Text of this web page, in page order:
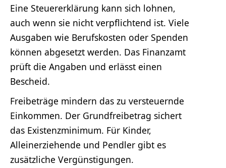
Eine Steuererklärung kann sich lohnen,
auch wenn sie nicht verpflichtend ist. Viele
Ausgaben wie Berufskosten oder Spenden
können abgesetzt werden. Das Finanzamt
prüft die Angaben und erlässt einen
Bescheid.
Freibeträge mindern das zu versteuernde
Einkommen. Der Grundfreibetrag sichert
das Existenzminimum. Für Kinder,
Alleinerziehende und Pendler gibt es
zusätzliche Vergünstigungen.